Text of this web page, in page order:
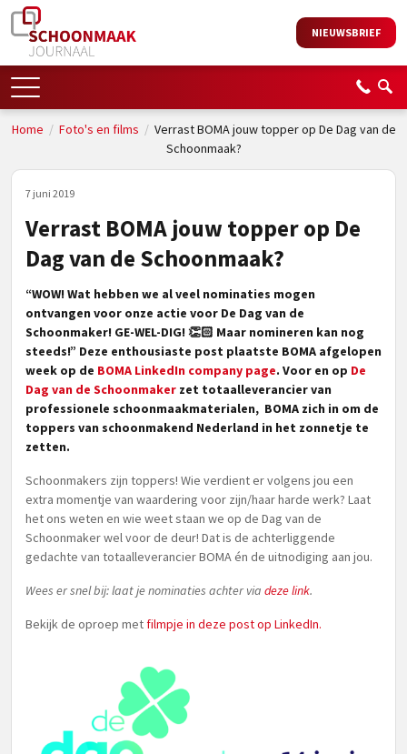
NIEUWSBRIEF
Home / Foto's en films / Verrast BOMA jouw topper op De Dag van de
Schoonmaak?
7 juni 2019
Verrast BOMA jouw topper op De
Dag van de Schoonmaak?
“WOW! Wat hebben we al veel nominaties mogen
ontvangen voor onze actie voor De Dag van de
Schoonmaker! GE-WEL-DIG! 👏🏻 Maar nomineren kan nog
steeds!” Deze enthousiaste post plaatste BOMA afgelopen
week op de BOMA LinkedIn company page. Voor en op De
Dag van de Schoonmaker zet totaalleverancier van
professionele schoonmaakmaterialen, BOMA zich in om de
toppers van schoonmakend Nederland in het zonnetje te
zetten.
Schoonmakers zijn toppers! Wie verdient er volgens jou een
extra momentje van waardering voor zijn/haar harde werk? Laat
het ons weten en wie weet staan we op de Dag van de
Schoonmaker wel voor de deur! Dat is de achterliggende
gedachte van totaalleverancier BOMA én de uitnodiging aan jou.
Wees er snel bij: laat je nominaties achter via deze link.
Bekijk de oproep metfilmpje in deze post op LinkedIn.